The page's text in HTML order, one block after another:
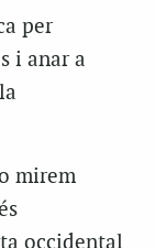
per
i anar a
mirem
occidental